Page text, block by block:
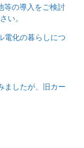
等の導入をご検討
い。
電化の暮らしにつ
ましたが、旧カー